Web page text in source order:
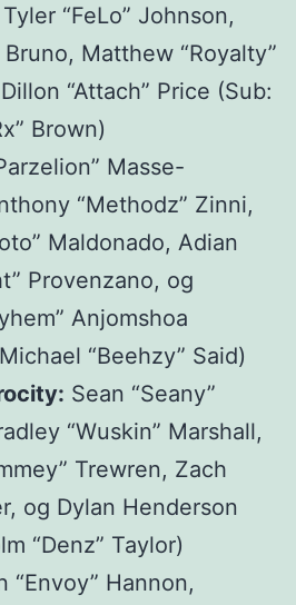
“FeLo” Johnson,
Bruno, Matthew “Royalty”
“Attach” Price (Sub:
Brown)
Masse-
“Methodz” Zinni,
Maldonado, Adian
Provenzano, og
Anjomshoa
“Beehzy” Said)
Sean “Seany”
“Wuskin” Marshall,
Trewren, Zach
og Dylan Henderson
“Denz” Taylor)
“Envoy” Hannon,